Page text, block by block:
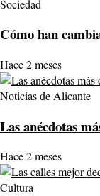
Sociedad
Cómo han
Hace 2 meses
Noticias de Alicante
Las anécdotas
Hace 2 meses
Cultura